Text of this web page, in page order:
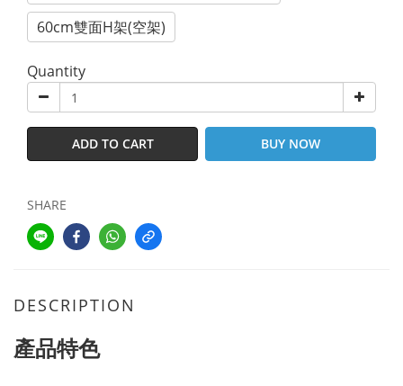
60cm雙面H架(空架)
Quantity
ADD TO CART BUY NOW
SHARE
DESCRIPTION
產品特色